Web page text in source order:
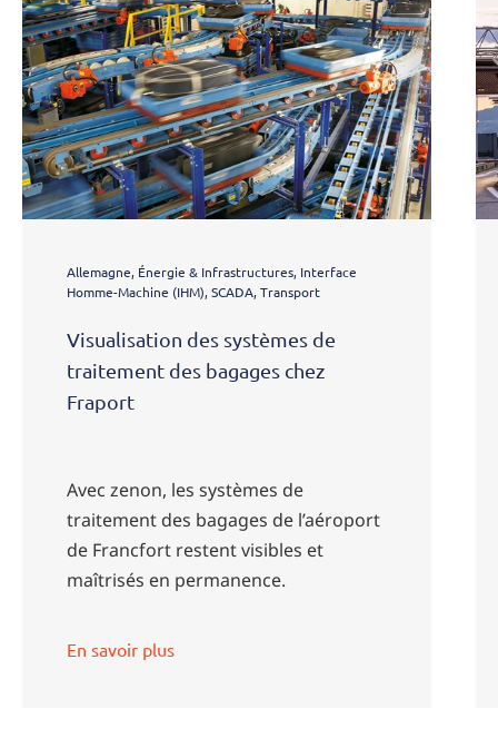
Allemagne, Énergie & Infrastructures, Interface
Homme-Machine (IHM), SCADA, Transport
Visualisation des systèmes de
traitement des bagages chez
Fraport
Avec zenon, les systèmes de
traitement des bagages de l’aéroport
de Francfort restent visibles et
maîtrisés en permanence.
En savoir plus